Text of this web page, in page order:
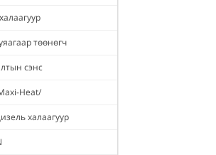
төөнөгч
сэнс
Heat/
халаагуур